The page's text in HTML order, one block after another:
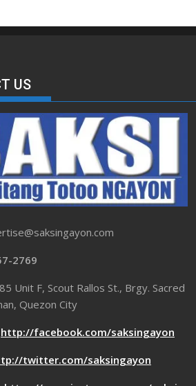
US
2769
Unit F, Scout Rallos St., Brgy. Sacred
Quezon City
http://facebook.com/saksingayon
twitter.com/saksingayon